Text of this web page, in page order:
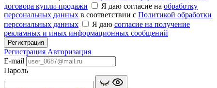
договора купли‑продажи
Я даю согласие на обработку
персональных данных в соответствии с Политикой обработки
персональных данных
Я даю согласие на получение
рекламных и иных информационных сообщений
Регистрация
Регистрация Авторизация
E-mail
Пароль